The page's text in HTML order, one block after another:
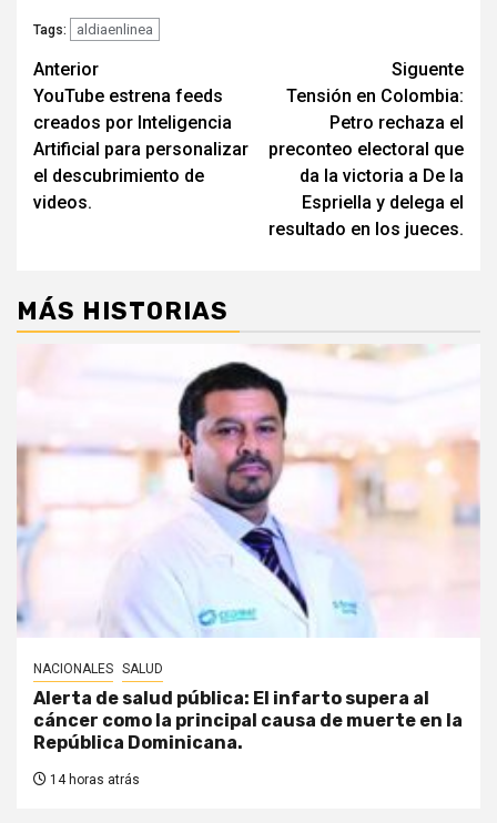
Tags: aldiaenlinea
Navegación
de
entradas
Anterior
YouTube estrena feeds
creados por Inteligencia
Artificial para personalizar
el descubrimiento de
videos.
Siguente
Tensión en Colombia:
Petro rechaza el
preconteo electoral que
da la victoria a De la
Espriella y delega el
resultado en los jueces.
MÁS HISTORIAS
NACIONALES SALUD
Alerta de salud pública: El infarto supera al
cáncer como la principal causa de muerte en la
República Dominicana.
14 horas atrás